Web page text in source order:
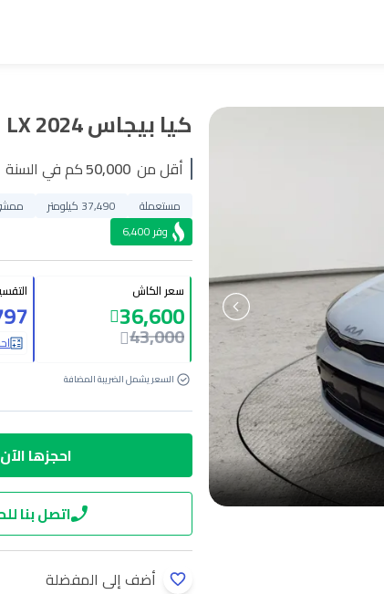
كيا بيجاس LX 2024
أقل من 50,000كم في السنة
مستعملة 37,490 كيلومتر
وفر6,400
سعر الكاش
36,600
43,000
السعر يشمل الضريبة المضافة
احجزها الآن
اتصل بنا
أضف إلى المفضلة